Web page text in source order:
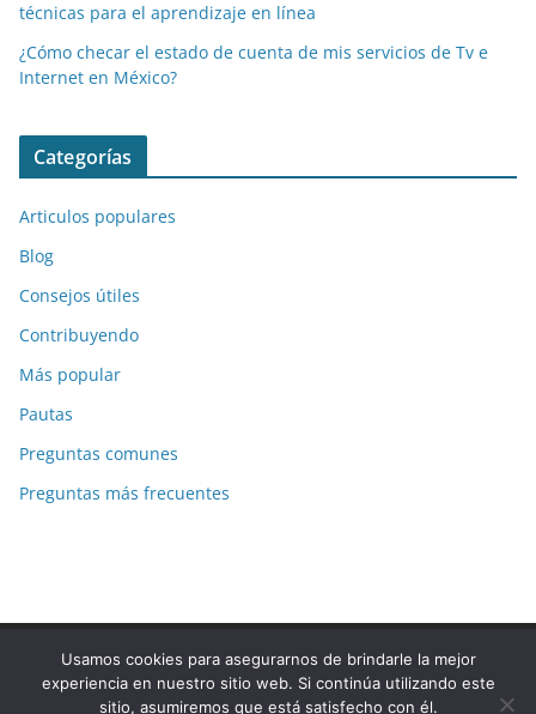
técnicas para el aprendizaje en línea
¿Cómo checar el estado de cuenta de mis servicios de Tv e
Internet en México?
Categorías
Articulos populares
Blog
Consejos útiles
Contribuyendo
Más popular
Pautas
Preguntas comunes
Preguntas más frecuentes
Copyright © 2026 La-Respuesta.com. Todos los derechos
reservados.
Usamos cookies para asegurarnos de brindarle la mejor
experiencia en nuestro sitio web. Si continúa utilizando este
sitio, asumiremos que está satisfecho con él.